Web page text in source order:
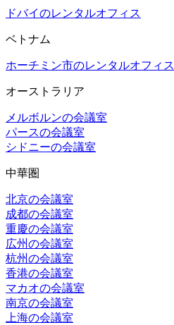
ドバイのレンタルオフィス
ベトナム
ホーチミン市のレンタルオフィス
オーストラリア
メルボルンの会議室
パースの会議室
シドニーの会議室
中華圏
北京の会議室
成都の会議室
重慶の会議室
広州の会議室
杭州の会議室
香港の会議室
マカオの会議室
南京の会議室
上海の会議室